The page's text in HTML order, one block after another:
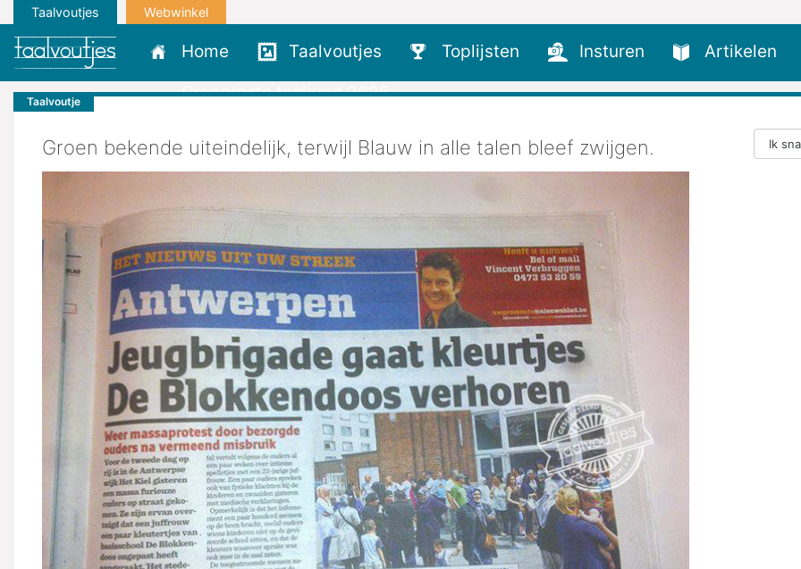
Taalvoutjes Webwinkel
Home Taalvoutjes Toplijsten Insturen Artikelen
Grappigste taalvout 2025
Taalvoutje
Groen bekende uiteindelijk, terwijl Blauw in alle talen bleef zwijgen. Ik